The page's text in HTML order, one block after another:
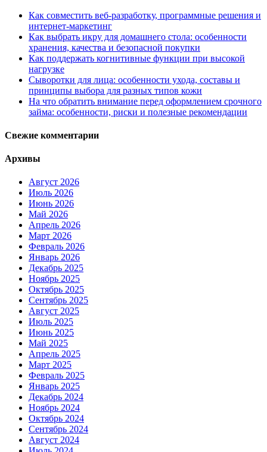
Как совместить веб-разработку, программные решения и
интернет-маркетинг
Как выбрать икру для домашнего стола: особенности
хранения, качества и безопасной покупки
Как поддержать когнитивные функции при высокой
нагрузке
Сыворотки для лица: особенности ухода, составы и
принципы выбора для разных типов кожи
На что обратить внимание перед оформлением срочного
займа: особенности, риски и полезные рекомендации
Свежие комментарии
Архивы
Август 2026
Июль 2026
Июнь 2026
Май 2026
Апрель 2026
Март 2026
Февраль 2026
Январь 2026
Декабрь 2025
Ноябрь 2025
Октябрь 2025
Сентябрь 2025
Август 2025
Июль 2025
Июнь 2025
Май 2025
Апрель 2025
Март 2025
Февраль 2025
Январь 2025
Декабрь 2024
Ноябрь 2024
Октябрь 2024
Сентябрь 2024
Август 2024